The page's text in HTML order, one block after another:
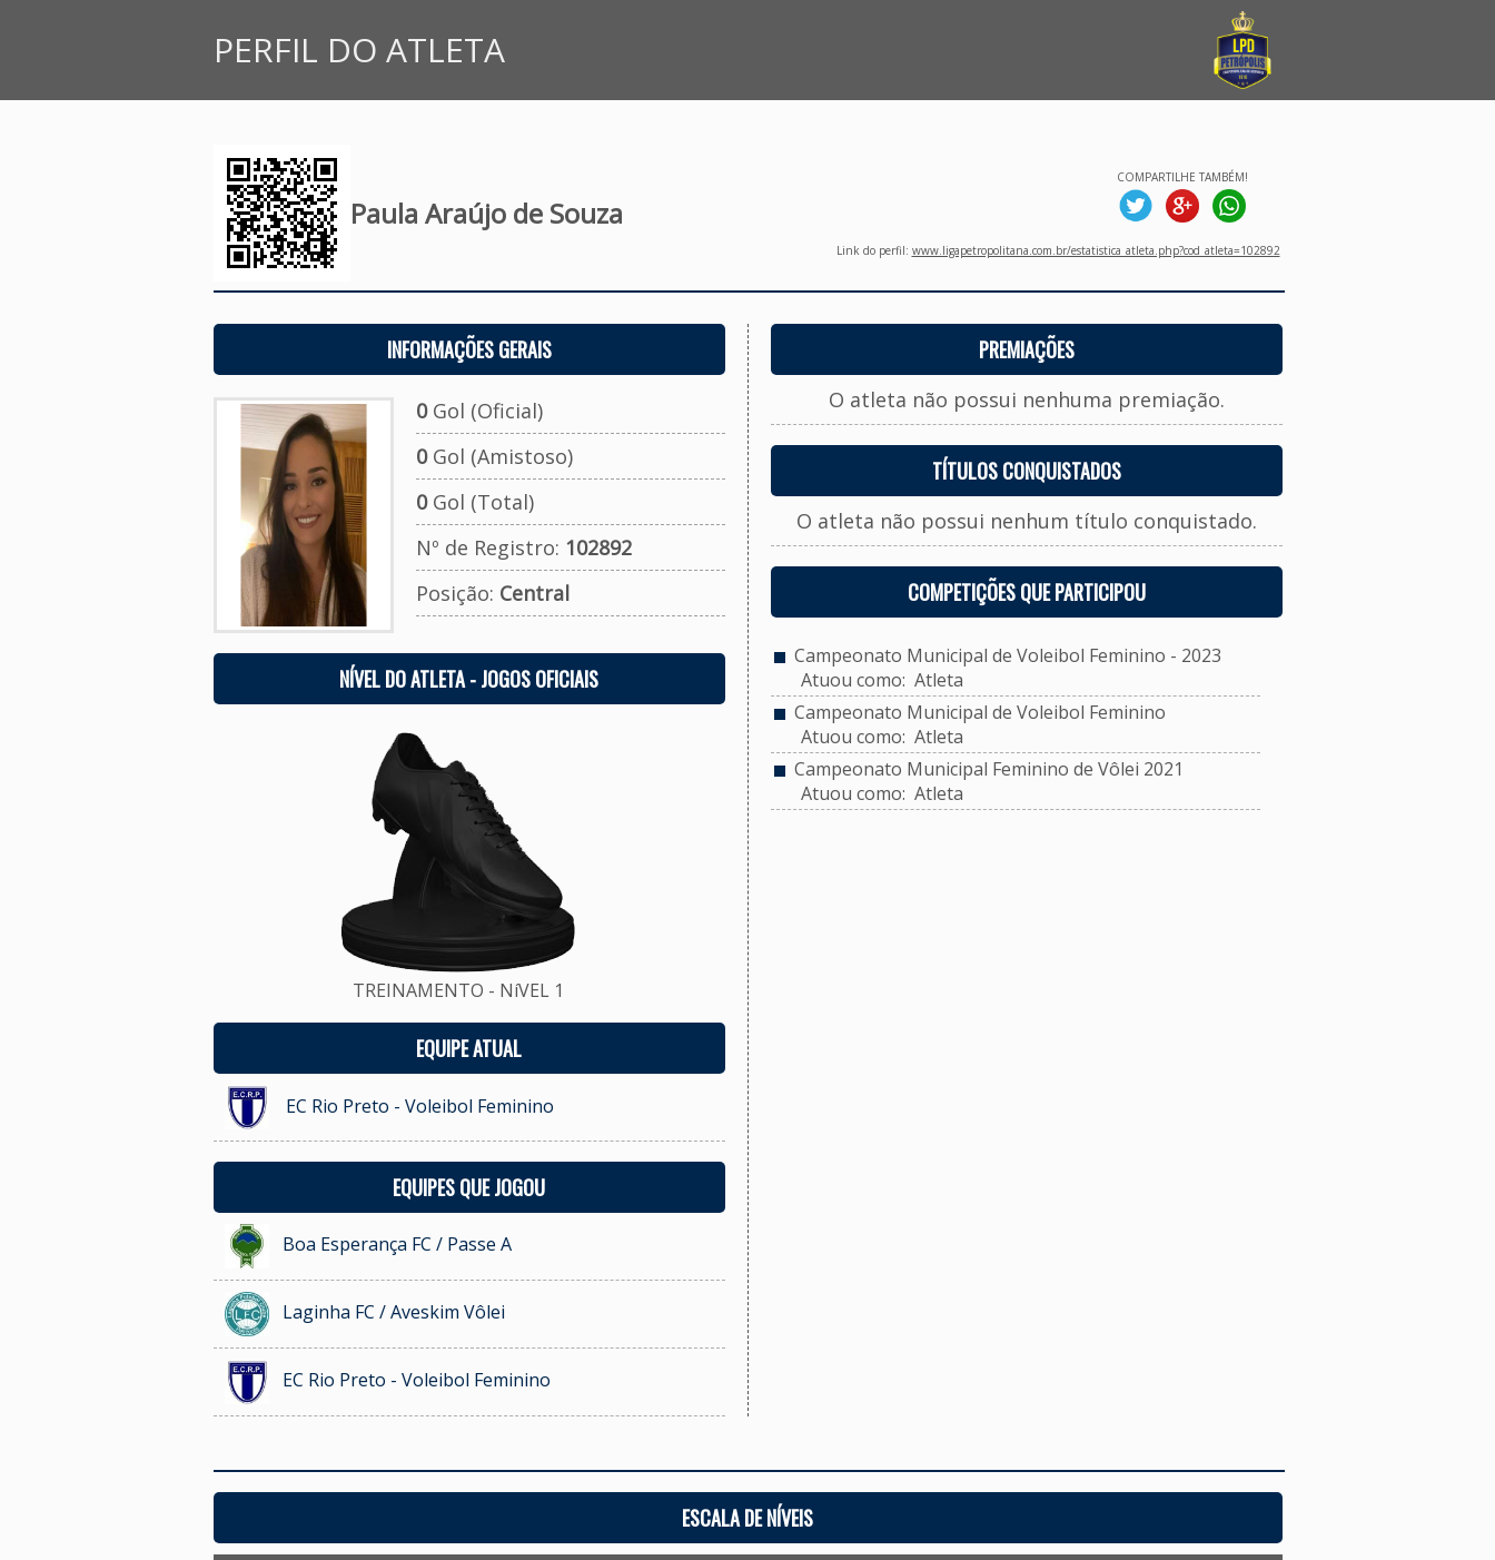
PERFIL DO ATLETA
Paula Araújo de Souza
COMPARTILHE TAMBÉM!
Link do perfil: www.ligapetropolitana.com.br/estatistica_atleta.php?cod_atleta=102892
INFORMAÇÕES GERAIS
0Gol (Oficial)
0Gol (Amistoso)
0Gol (Total)
Nº de Registro: 102892
Posição: Central
NÍVEL DO ATLETA - JOGOS OFICIAIS
TREINAMENTO - NíVEL 1
EQUIPE ATUAL
EC Rio Preto - Voleibol Feminino
EQUIPES QUE JOGOU
Boa Esperança FC / Passe A
Laginha FC / Aveskim Vôlei
EC Rio Preto - Voleibol Feminino
PREMIAÇÕES
O atleta não possui nenhuma premiação.
TÍTULOS CONQUISTADOS
O atleta não possui nenhum título conquistado.
COMPETIÇÕES QUE PARTICIPOU
Campeonato Municipal de Voleibol Feminino - 2023
Atuou como: Atleta
Campeonato Municipal de Voleibol Feminino
Atuou como: Atleta
Campeonato Municipal Feminino de Vôlei 2021
Atuou como: Atleta
ESCALA DE NÍVEIS